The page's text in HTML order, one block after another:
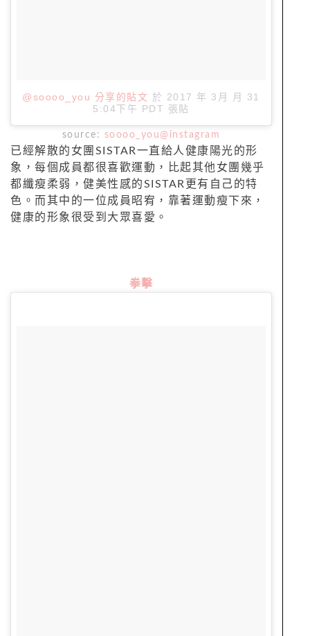
@soooo_you 分享的貼文 於 2017 年 3月 月 31
5:04下午 PDT 張貼
source: soooo_you@instagram
已經解散的女團SISTAR一直給人健康陽光的形
象，每個成員都很喜歡運動，比起其他女團幾乎
都纖瘦柔弱，健美性感的SISTAR更有自己的特
色。而其中的一位成員昭宥，靠著運動瘦下來，
健康的形象很受到大眾喜愛。
拳擊